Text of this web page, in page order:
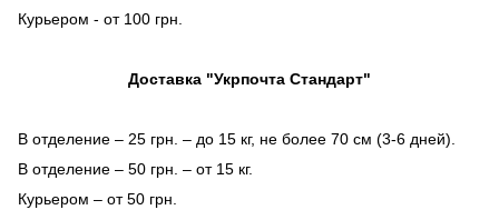
Курьером - от 100 грн.
Доставка "Укрпочта Стандарт"
В отделение – 25 грн. – до 15 кг, не более 70 см (3-6 дней).
В отделение – 50 грн. – от 15 кг.
Курьером – от 50 грн.